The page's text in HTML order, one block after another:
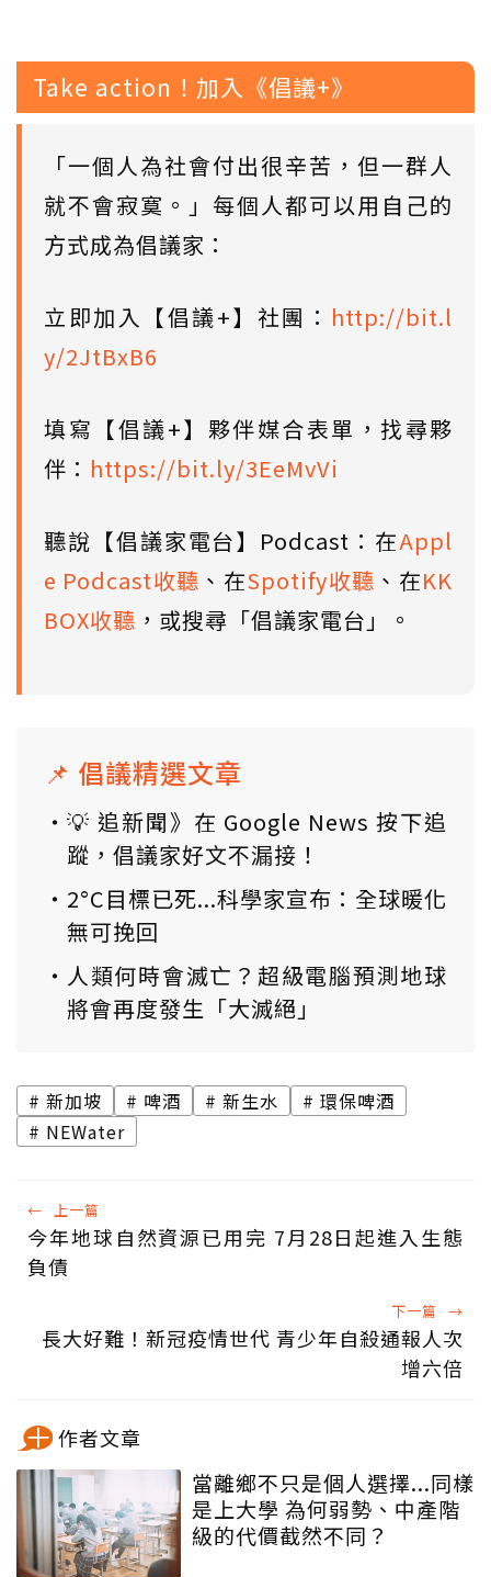
Take action！加入《倡議+》
「一個人為社會付出很辛苦，但一群人
就不會寂寞。」每個人都可以用自己的
方式成為倡議家：
立即加入【倡議+】社團： http://bit.l
y/2JtBxB6
填寫【倡議+】夥伴媒合表單，找尋夥
伴： https://bit.ly/3EeMvVi
聽說【倡議家電台】Podcast：在Appl
e Podcast收聽 、在Spotify收聽 、在KK
BOX收聽 ，或搜尋「倡議家電台」。
📌 倡議精選文章
💡 追新聞》在 Google News 按下追
蹤，倡議家好文不漏接！
2°C目標已死...科學家宣布：全球暖化
無可挽回
人類何時會滅亡？超級電腦預測地球
將會再度發生「大滅絕」
新加坡 啤酒 新生水
環保啤酒
NEWater
← 上一篇
今年地球自然資源已用完 7月28日起進入生態
負債
下一篇 →
長大好難！新冠疫情世代 青少年自殺通報人次
增六倍
作者文章
當離鄉不只是個人選擇...同樣
是上大學 為何弱勢、中產階
級的代價截然不同？